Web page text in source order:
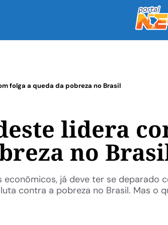
folga a queda da pobreza no Brasil
lidera
no
já deve ter se deparado
contra a pobreza no Brasil. Mas o